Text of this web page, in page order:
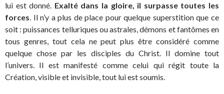
lui est donné. Exalté dans la gloire, il surpasse toutes les
forces. Il n’y a plus de place pour quelque superstition que ce
soit : puissances telluriques ou astrales, démons et fantômes en
tous genres, tout cela ne peut plus être considéré comme
quelque chose par les disciples du Christ. Il domine tout
l’univers. Il est manifesté comme celui qui régit toute la
Création, visible et invisible, tout lui est soumis.